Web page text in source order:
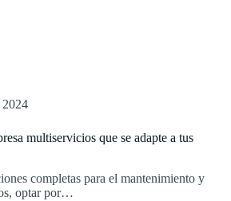
multiservicios que se adapte a tus
completas para el mantenimiento y
optar por…